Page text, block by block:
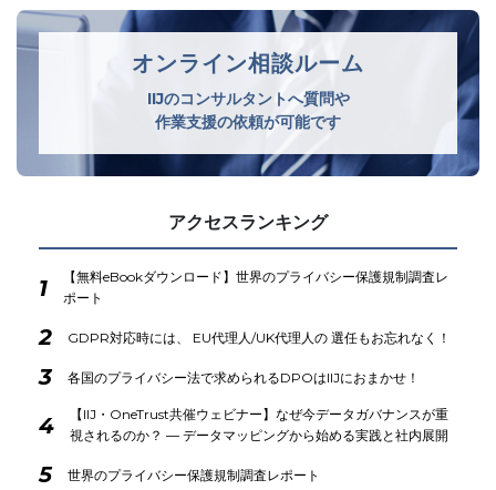
オンライン相談ルーム
IIJのコンサルタントへ質問や
作業支援の依頼が可能です
アクセスランキング
1
【無料eBookダウンロード】世界のプライバシー保護規制調査レ
ポート
2 GDPR対応時には、 EU代理人/UK代理人の 選任もお忘れなく！
3 各国のプライバシー法で求められるDPOはIIJにおまかせ！
4
【IIJ・OneTrust共催ウェビナー】なぜ今データガバナンスが重
視されるのか？ ― データマッピングから始める実践と社内展開
5 世界のプライバシー保護規制調査レポート